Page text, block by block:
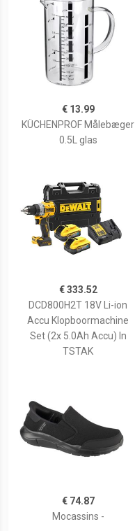
€ 13.99
KÜCHENPROF Målebæger
0.5L glas
€ 333.52
DCD800H2T 18V Li-ion
Accu Klopboormachine
Set (2x 5.0Ah Accu) In
TSTAK
€ 74.87
Mocassins -